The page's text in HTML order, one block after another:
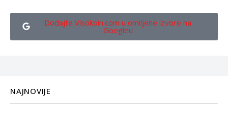
Dodajte Visokoin.com u omiljene izvore na
Googleu
NAJNOVIJE